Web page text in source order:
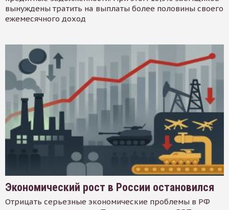
вынуждены тратить на выплаты более половины своего
ежемесячного доход
Экономический рост в России остановился
Отрицать серьезные экономические проблемы в РФ